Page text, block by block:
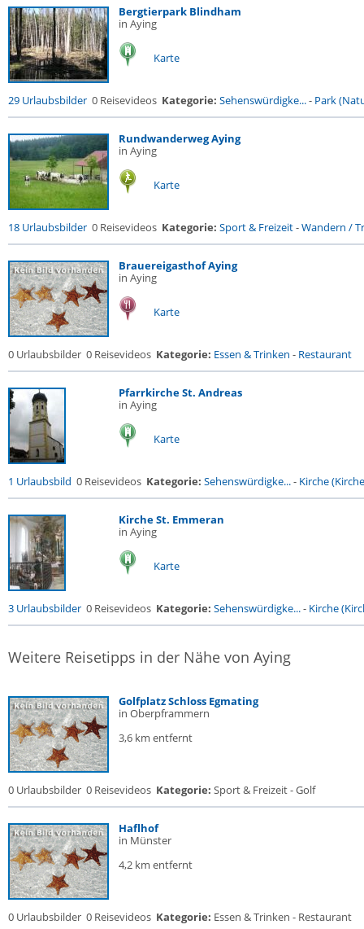
Bergtierpark Blindham
in Aying
Karte
29 Urlaubsbilder 0 Reisevideos Kategorie: Sehenswürdigke...- Park
Rundwanderweg Aying
in Aying
Karte
18 Urlaubsbilder 0 Reisevideos Kategorie: Sport & Freizeit-Wandern /
Brauereigasthof Aying
in Aying
Karte
0 Urlaubsbilder 0 Reisevideos Kategorie: Essen & Trinken - Restaurant
Pfarrkirche St. Andreas
in Aying
Karte
1 Urlaubsbild 0 Reisevideos Kategorie: Sehenswürdigke...- Kirche
Kirche St. Emmeran
in Aying
Karte
3 Urlaubsbilder 0 Reisevideos Kategorie: Sehenswürdigke...- Kirche
Weitere Reisetipps in der Nähe von Aying
Golfplatz Schloss Egmating
in Oberpframmern
3,6 km entfernt
0 Urlaubsbilder 0 Reisevideos Kategorie: Sport & Freizeit - Golf
Haflhof
in Münster
4,2 km entfernt
0 Urlaubsbilder 0 Reisevideos Kategorie: Essen & Trinken - Restaurant